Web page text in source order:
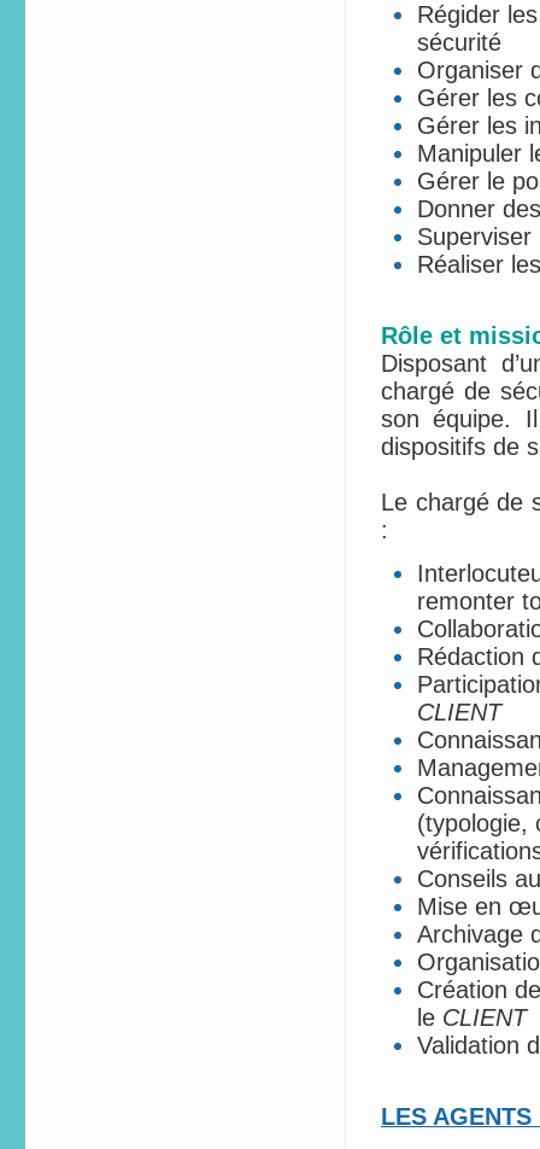
Régider
sécurité
Organiser
Gérer les
Gérer les
Manipuler
Gérer le
Donner
Réaliser
Rôle et
Disposant
chargé de
son équipe.
dispositifs de
Le chargé de
:
remonter
Rédaction
CLIENT
(typologie,
Conseils
Mise en
Archivage
Création
le CLIENT
Validation
LES AGENTS